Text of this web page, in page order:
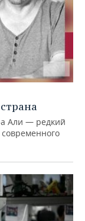
Али — редкий